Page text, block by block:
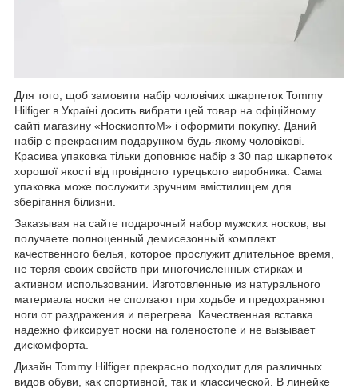
Для того, щоб замовити набір чоловічих шкарпеток Tommy
Hilfiger в Україні досить вибрати цей товар на офіційному
сайті магазину «НоскиоптоМ» і оформити покупку. Даний
набір є прекрасним подарунком будь-якому чоловікові.
Красива упаковка тільки доповнює набір з 30 пар шкарпеток
хорошої якості від провідного турецького виробника. Сама
упаковка може послужити зручним вмістилищем для
зберігання білизни.
Заказывая на сайте подарочный набор мужских носков, вы
получаете полноценный демисезонный комплект
качественного белья, которое прослужит длительное время,
не теряя своих свойств при многочисленных стирках и
активном использовании. Изготовленные из натурального
материала носки не сползают при ходьбе и предохраняют
ноги от раздражения и перегрева. Качественная вставка
надежно фиксирует носки на голеностопе и не вызывает
дискомфорта.
Дизайн Tommy Hilfiger прекрасно подходит для различных
видов обуви, как спортивной, так и классической. В линейке